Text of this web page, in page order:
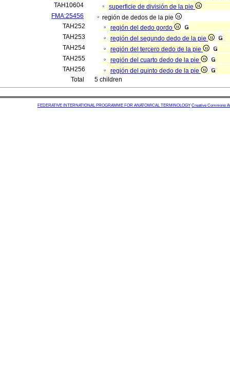
TAH10604
superficie de división de la pie
FMA:25456
región de dedos de la pie
TAH252
región del dedo gordo
TAH253
región del segundo dedo de la pie
TAH254
región del tercero dedo de la pie
TAH255
región del cuarto dedo de la pie
TAH256
región del quinto dedo de la pie
Total
5 children
FEDERATIVE INTERNATIONAL PROGRAMME FOR ANATOMICAL TERMINOLOGY Creative Commons